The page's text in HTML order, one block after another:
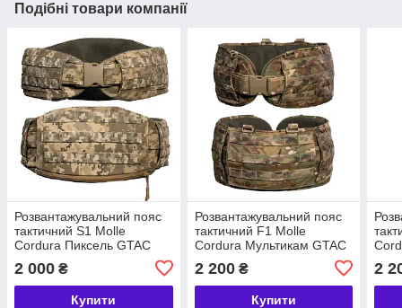
Подібні товари компанії
Розвантажувальний пояс
тактичний S1 Molle
Cordura Пиксель GTAC
жорстким каркасом Pixel
для ЗСУ
2 000 ₴
Купити
Розвантажувальний пояс
тактичний F1 Molle
Cordura Мультикам GTAC
жорстким каркасом
Multicam для ЗСУ
2 200₴
Купити
для
2